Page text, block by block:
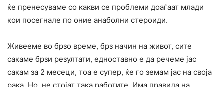
ќе пренесуваме со какви се проблеми доаѓаат млади
кои посегнале по оние анаболни стероиди.
Живееме во брзо време, брз начин на живот, сите
сакаме брзи резултати, едноставно е да речеме јас
сакам за 2 месеци, тоа е супер, ќе го земам јас на своја